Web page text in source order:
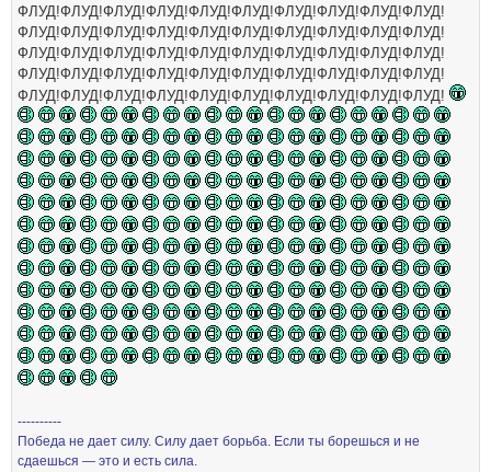
ФЛУД!ФЛУД!ФЛУД!ФЛУД!ФЛУД!ФЛУД!ФЛУД!ФЛУД!ФЛУД!ФЛУД!
ФЛУД!ФЛУД!ФЛУД!ФЛУД!ФЛУД!ФЛУД!ФЛУД!ФЛУД!ФЛУД!ФЛУД!
ФЛУД!ФЛУД!ФЛУД!ФЛУД!ФЛУД!ФЛУД!ФЛУД!ФЛУД!ФЛУД!ФЛУД!
ФЛУД!ФЛУД!ФЛУД!ФЛУД!ФЛУД!ФЛУД!ФЛУД!ФЛУД!ФЛУД!ФЛУД!
ФЛУД!ФЛУД!ФЛУД!ФЛУД!ФЛУД!ФЛУД!ФЛУД!ФЛУД!ФЛУД!ФЛУД!
----------
Победа не дает силу. Силу дает борьба. Если ты борешься и не
сдаешься — это и есть сила.